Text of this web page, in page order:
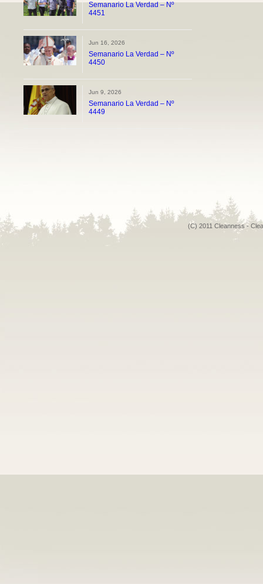
Semanario La Verdad – Nº
4451
Jun 16, 2026
Semanario La Verdad – Nº
4450
Jun 9, 2026
Semanario La Verdad – Nº
4449
(C) 2011 Cleanness -